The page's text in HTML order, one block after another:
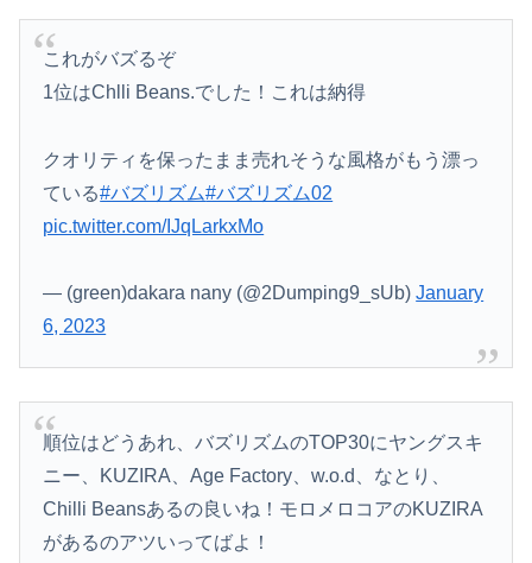
これがバズるぞ
1位はChlli Beans.でした！これは納得
クオリティを保ったまま売れそうな風格がもう漂っ
ている#バズリズム#バズリズム02
pic.twitter.com/IJqLarkxMo
— (green)dakara nany (@2Dumping9_sUb)January
6, 2023
順位はどうあれ、バズリズムのTOP30にヤングスキ
ニー、KUZIRA、Age Factory、w.o.d、なとり、
Chilli Beansあるの良いね！モロメロコアのKUZIRA
があるのアツいってばよ！